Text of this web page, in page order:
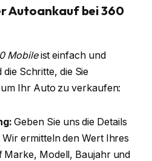
Autoankauf bei 360
Mobileist einfach und
Schritte, die Sie
Ihr Auto zu verkaufen:
Geben Sie uns die Details
ermitteln den Wert Ihres
Marke, Modell, Baujahr und